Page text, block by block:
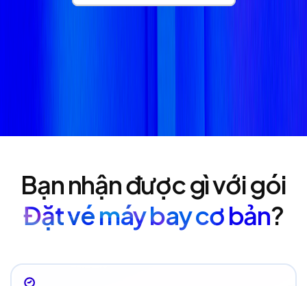
Bạn nhận được gì với gói
Đặt vé máy bay cơ bản?